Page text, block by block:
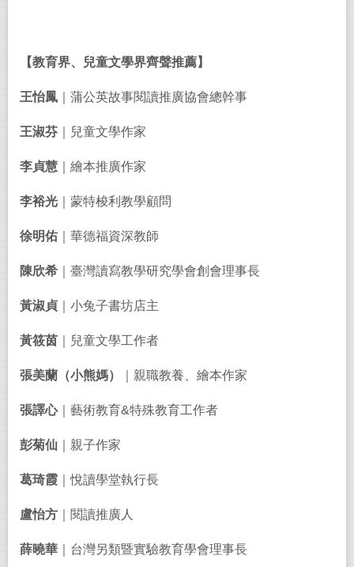
【教育界、兒童文學界齊聲推薦】
王怡鳳 ｜蒲公英故事閱讀推廣協會總幹事
王淑芬 ｜兒童文學作家
李貞慧 ｜繪本推廣作家
李裕光 ｜蒙特梭利教學顧問
徐明佑 ｜華德福資深教師
陳欣希 ｜臺灣讀寫教學研究學會創會理事長
黃淑貞 ｜小兔子書坊店主
黃筱茵 ｜兒童文學工作者
張美蘭（小熊媽） ｜親職教養、繪本作家
張譯心｜藝術教育&特殊教育工作者
彭菊仙 ｜親子作家
葛琦霞 ｜悅讀學堂執行長
盧怡方 ｜閱讀推廣人
薛曉華 ｜台灣另類暨實驗教育學會理事長